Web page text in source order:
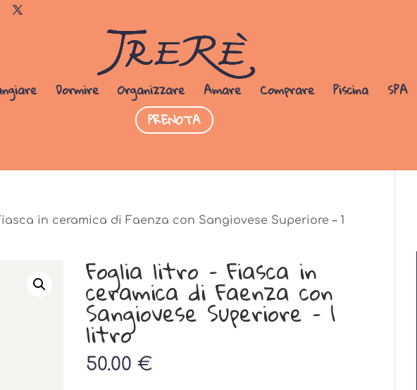
Dormire Organizzare Amare Comprare Piscina SPA
PRENOTA
in ceramica di Faenza con Sangiovese Superiore – 1
Foglia litro – Fiasca in
ceramica di Faenza con
Sangiovese Superiore – 1
litro
50.00€